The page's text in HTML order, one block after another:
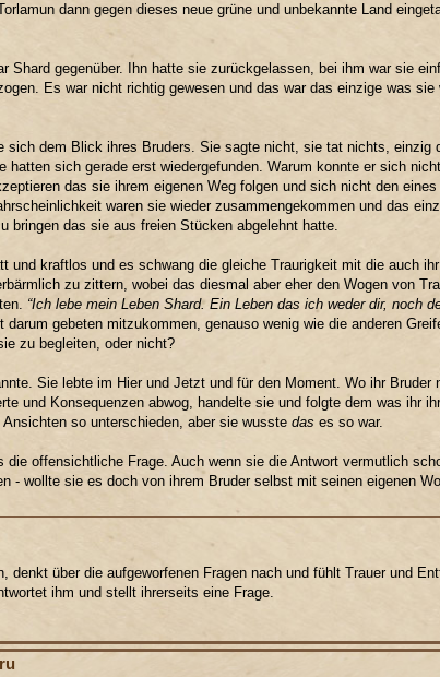
dann gegen dieses neue grüne und unbekannte Land
Shard gegenüber. Ihn hatte sie zurückgelassen, bei ihm war sie
Es war nicht richtig gewesen und das war das einzige was sie
sich dem Blick ihres Bruders. Sie sagte nicht, sie tat nichts, einzig
hatten sich gerade erst wiedergefunden. Warum konnte er sich
das sie ihrem eigenen Weg folgen und sich nicht den eines
waren sie wieder zusammengekommen und das
bringen das sie aus freien Stücken abgelehnt hatte.
und kraftlos und es schwang die gleiche Traurigkeit mit die auch
zu zittern, wobei das diesmal aber eher den Wogen von
“Ich lebe mein Leben Shard. Ein Leben das ich weder dir, noch
gebeten mitzukommen, genauso wenig wie die anderen
zu begleiten, oder nicht?
Sie lebte im Hier und Jetzt und für den Moment. Wo ihr Bruder
und Konsequenzen abwog, handelte sie und folgte dem was ihr
so unterschieden, aber sie wusste das es so war.
offensichtliche Frage. Auch wenn sie die Antwort vermutlich
- wollte sie es doch von ihrem Bruder selbst mit seinen eigenen
denkt über die aufgeworfenen Fragen nach und fühlt Trauer und
ihm und stellt ihrerseits eine Frage.